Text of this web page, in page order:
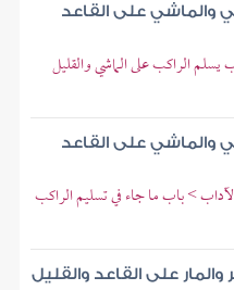
والماشي على القاعد
الراكب على الماشي والقليل
والماشي على القاعد
> باب ما جاء في تسليم الراكب
على القاعد والقليل